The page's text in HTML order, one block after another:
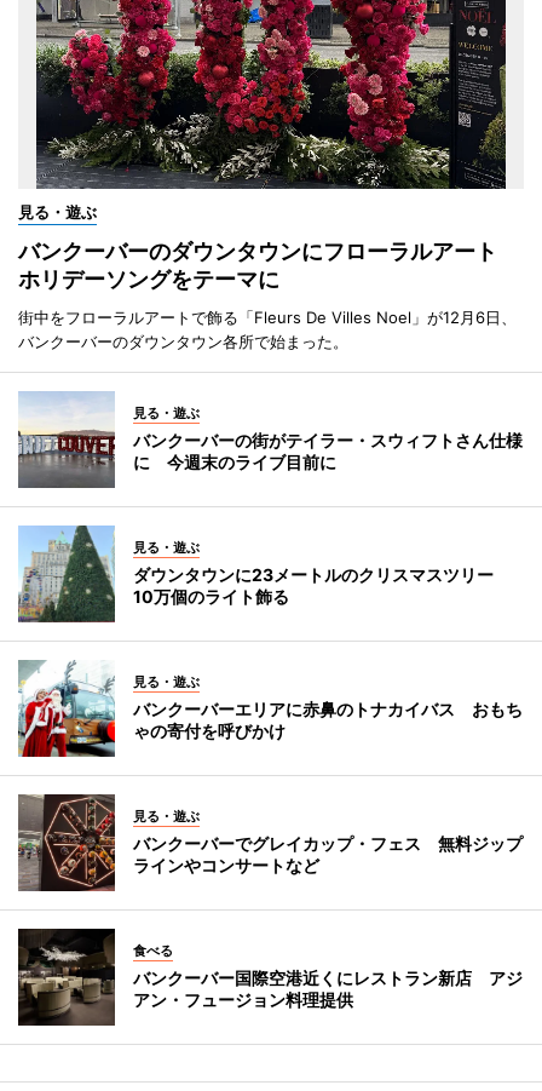
見る・遊ぶ
バンクーバーのダウンタウンにフローラルアート
ホリデーソングをテーマに
街中をフローラルアートで飾る「Fleurs De Villes Noel」が12月6日、
バンクーバーのダウンタウン各所で始まった。
見る・遊ぶ
バンクーバーの街がテイラー・スウィフトさん仕様
に 今週末のライブ目前に
見る・遊ぶ
ダウンタウンに23メートルのクリスマスツリー
10万個のライト飾る
見る・遊ぶ
バンクーバーエリアに赤鼻のトナカイバス おもち
ゃの寄付を呼びかけ
見る・遊ぶ
バンクーバーでグレイカップ・フェス 無料ジップ
ラインやコンサートなど
食べる
バンクーバー国際空港近くにレストラン新店 アジ
アン・フュージョン料理提供